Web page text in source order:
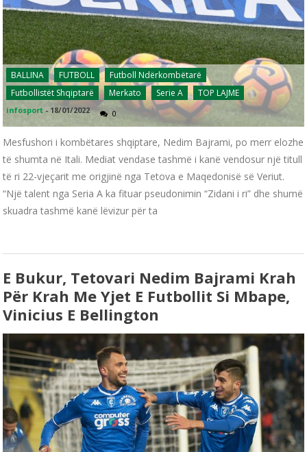
BALLINA FUTBOLL
Futboll Ndërkombëtarë
Futbollistët Shqiptarë
Merkato Serie A TOP LAJME
infosport - 18/01/2022 0
Mesfushori i kombëtares shqiptare, Nedim Bajrami, po merr elozhe
të shumta në Itali. Mediat vendase tashmë i kanë vendosur një titull
të ri 22-vjeçarit me origjinë nga Tetova e Maqedonisë së Veriut.
“Një talent nga Seria A ka fituar pseudonimin “Zidani i ri” dhe shumë
skuadra tashmë kanë lëvizur për ta
E Bukur, Tetovari Nedim Bajrami Krah
Për Krah Me Yjet E Futbollit Si Mbape,
Vinicius E Bellington